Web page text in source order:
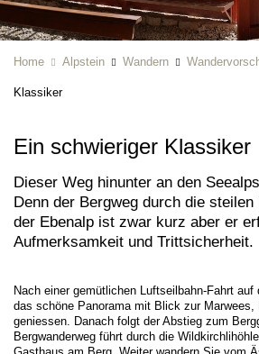
Home Alpstein Wandern
Klassiker
Ein schwieriger Klassiker
Dieser Weg hinunter an den
Denn der Bergweg durch die
der Ebenalp ist zwar kurz aber er
Aufmerksamkeit und Trittsicherheit.
Nach einer gemütlichen Luftseilbahn-Fahrt
das schöne Panorama mit Blick zur Marwees,
geniessen. Danach folgt der Abstieg zum
Bergwanderweg führt durch die